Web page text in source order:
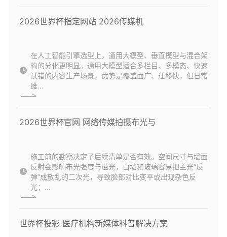
2026世界杯指定网站 2026传媒机
在人工智能引擎选型上，通用大模型、垂直模型与混合架
构的分化更明显。通用大模型适合多栏目、多模态、快速
试错的内容生产场景，优势是覆盖面广、迁移快，但日常
维...
2026世界杯官网 网络传媒拍摄布光与
施工前的勘察决定了后续清单是否有效。空间尺寸与墙面
反射会影响布光强度与溢光，白墙和玻璃容易把主光“反
弹”成散乱的二次光，导致脸部对比变平或出现杂色反
光；...
世界杯投彩 医疗机构新媒体科普解决方案